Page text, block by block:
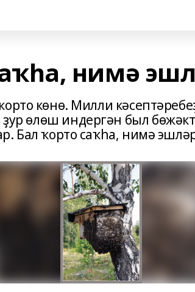
нимә
көнө. Милли
өлөш индергән был
Бал ҡорто саҡһа, нимә